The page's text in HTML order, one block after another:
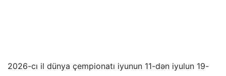
2026-cı il dünya çempionatı iyunun 11-dən iyulun 19-